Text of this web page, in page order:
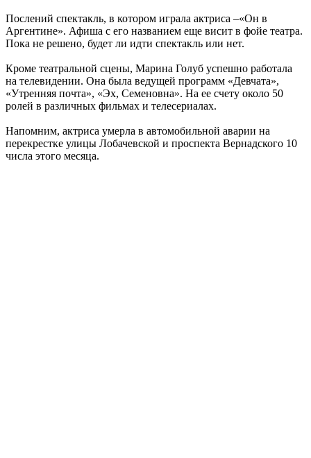
Послений спектакль, в котором играла актриса –«Он в
Аргентине». Афиша с его названием еще висит в фойе театра.
Пока не решено, будет ли идти спектакль или нет.
Кроме театральной сцены, Марина Голуб успешно работала
на телевидении. Она была ведущей программ «Девчата»,
«Утренняя почта», «Эх, Семеновна». На ее счету около 50
ролей в различных фильмах и телесериалах.
Напомним, актриса умерла в автомобильной аварии на
перекрестке улицы Лобачевской и проспекта Вернадского 10
числа этого месяца.